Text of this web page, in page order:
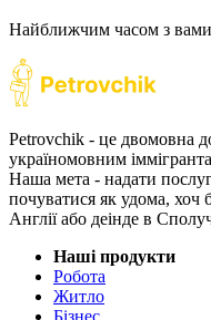
Найближчим часом з вами
Petrovchik - це двомовна
україномовним
Наша мета - надати
почуватися як удома, хоч
Англії або деінде в
Наші продукти
Робота
Житло
Бізнес